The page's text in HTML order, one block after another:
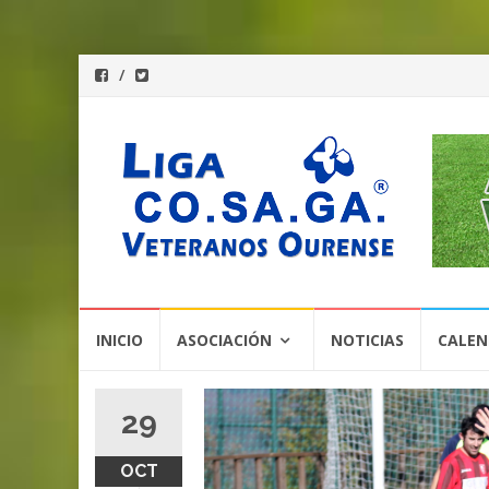
INICIO ASOCIACIÓN NOTICIAS
29
OCT